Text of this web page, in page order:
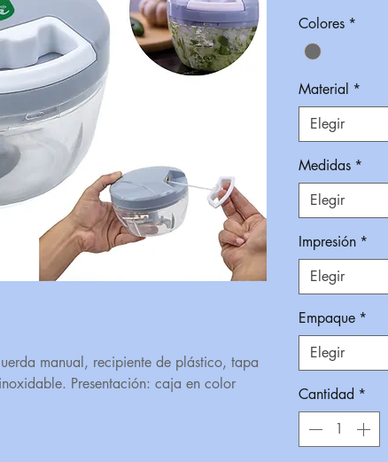
manual, recipiente de plástico, tapa
Presentación: caja en color
Colores *
Material *
Elegir
Medidas *
Elegir
Impresión *
Elegir
Empaque *
Elegir
Cantidad *